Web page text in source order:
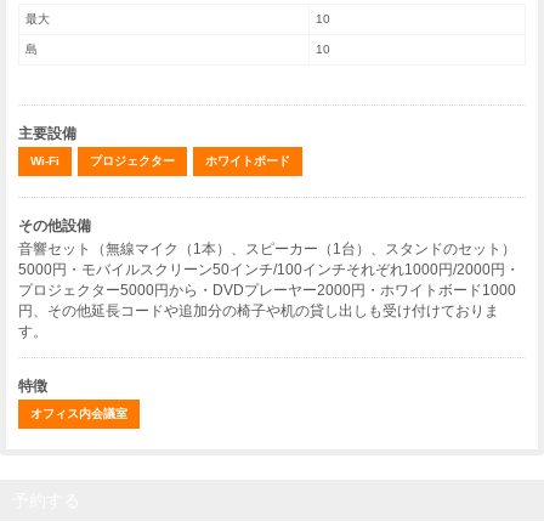
最大 10
島 10
主要設備
Wi-Fi プロジェクター ホワイトボード
その他設備
音響セット（無線マイク（1本）、スピーカー（1台）、スタンドのセット）
5000円・モバイルスクリーン50インチ/100インチそれぞれ1000円/2000円・
プロジェクター5000円から・DVDプレーヤー2000円・ホワイトボード1000
円、その他延長コードや追加分の椅子や机の貸し出しも受け付けておりま
す。
特徴
オフィス内会議室